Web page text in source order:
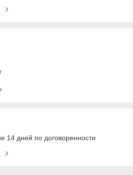
14 дней по договоренности